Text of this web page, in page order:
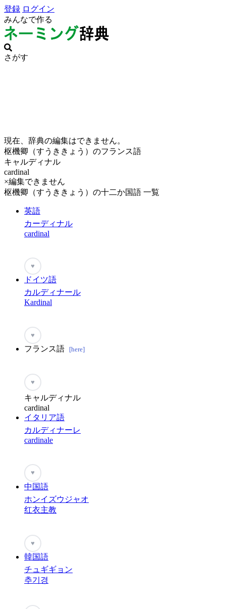
登録 ログイン
みんなで作る
さがす
現在、辞典の編集はできません。
枢機卿（すうききょう）のフランス語
キャルディナル
cardinal
×編集できません
枢機卿（すうききょう）の十二か国語 一覧
英語
カーディナル
cardinal
♥
ドイツ語
カルディナール
Kardinal
♥
フランス語 [here]
♥
キャルディナル
cardinal
イタリア語
カルディナーレ
cardinale
♥
中国語
ホンイズウジャオ
红衣主教
♥
韓国語
チュギギョン
추기경